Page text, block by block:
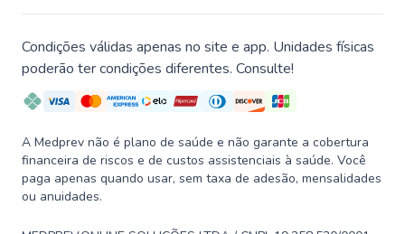
Condições válidas apenas no site e app. Unidades físicas
poderão ter condições diferentes. Consulte!
A Medprev não é plano de saúde e não garante a cobertura
financeira de riscos e de custos assistenciais à saúde. Você
paga apenas quando usar, sem taxa de adesão, mensalidades
ou anuidades.